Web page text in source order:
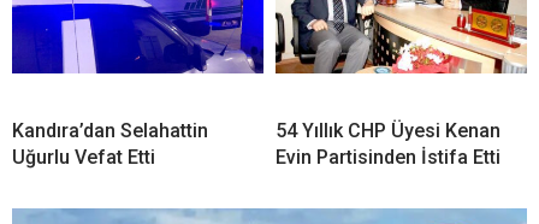
Kandıra’dan Selahattin
Uğurlu Vefat Etti
54 Yıllık CHP Üyesi Kenan
Evin Partisinden İstifa Etti